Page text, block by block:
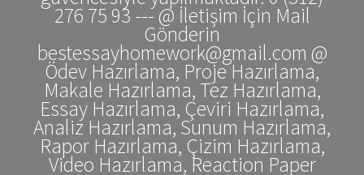
276 75 93 --- @ İletişim İçin Mail
Gönderin
bestessayhomework@gmail.com @
Ödev Hazırlama, Proje Hazırlama,
Makale Hazırlama, Tez Hazırlama,
Essay Hazırlama, Çeviri Hazırlama,
Analiz Hazırlama, Sunum Hazırlama,
Rapor Hazırlama, Çizim Hazırlama,
Video Hazırlama, Reaction Paper